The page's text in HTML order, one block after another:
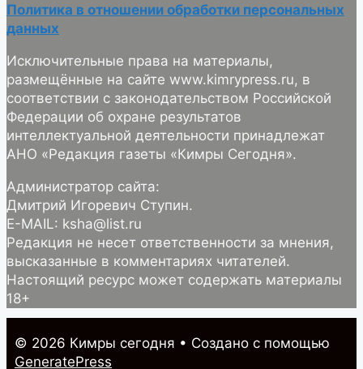
Политика в отношении обработки персональных
данных
Исключительные права на материалы,
размещённые на сайте www.kimrypress.ru, в
соответствии с законодательством Российской
Федерации об охране результатов
интеллектуальной деятельности принадлежат
АНО «Редакция газеты «Кимры Сегодня».
Администратор сайта:
Дмитрий Игоревич Ступин.
E-MAIL: ksha@list.ru
Редакция не несет ответственности за мнения,
высказанные в комментариях читателей.
Настоящий ресурс может содержать материалы
18+
© 2026 Кимры cегодня • Создано с помощью
GeneratePress